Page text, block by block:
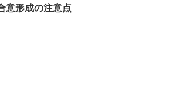
意形成の注意点